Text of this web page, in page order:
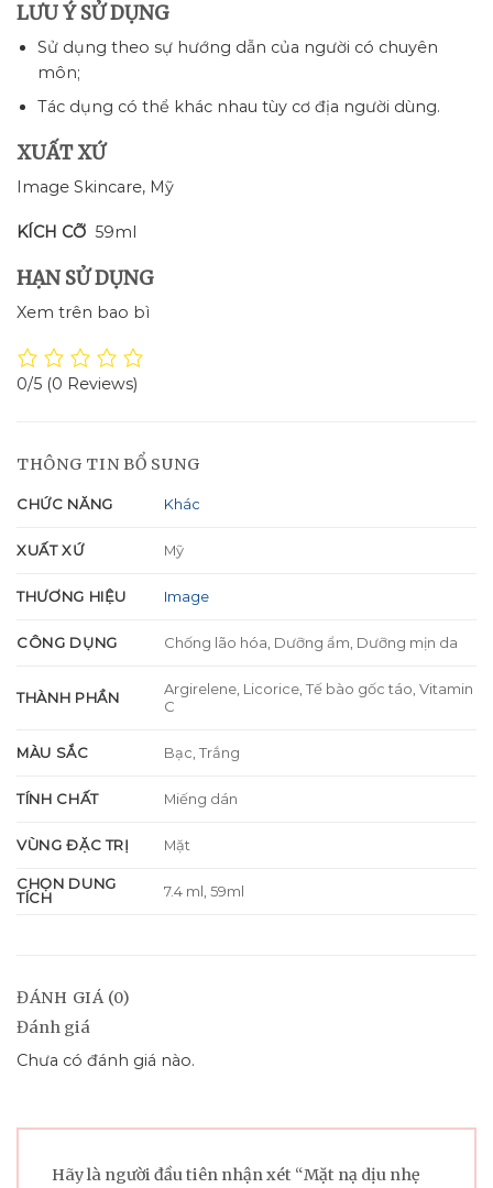
LƯU Ý SỬ DỤNG
Sử dụng theo sự hướng dẫn của người có chuyên
môn;
Tác dụng có thể khác nhau tùy cơ địa người dùng.
XUẤT XỨ
Image Skincare, Mỹ
KÍCH CỠ 59ml
HẠN SỬ DỤNG
Xem trên bao bì
0/5 (0 Reviews)
THÔNG TIN BỔ SUNG
CHỨC NĂNG Khác
XUẤT XỨ Mỹ
THƯƠNG HIỆU Image
CÔNG DỤNG Chống lão hóa, Dưỡng ẩm, Dưỡng mịn da
THÀNH PHẦN
Argirelene, Licorice, Tế bào gốc táo, Vitamin
C
MÀU SẮC Bạc, Trắng
TÍNH CHẤT Miếng dán
VÙNG ĐẶC TRỊ Mặt
CHỌN DUNG
TÍCH
7.4 ml, 59ml
ĐÁNH GIÁ (0)
Đánh giá
Chưa có đánh giá nào.
Hãy là người đầu tiên nhận xét “Mặt nạ dịu nhẹ